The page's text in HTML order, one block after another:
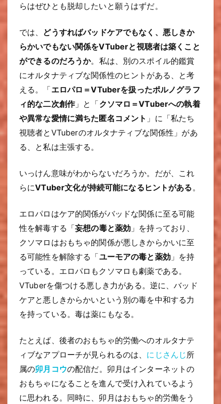
らはぜひとも脱却したいと願うはずだ。
では、 どうすればバッドケアでもなく、悪しきか
らかいでもない関係をVTuberと視聴者は築くこと
ができるのだろうか。私は、別のスポイル的鑑賞
にオルタナティブな関係性のヒントがある、と考
える。「エロパロ＝VTuberを扱ったポルノグラフ
ィ的な二次創作」と「クソマロ＝VTuberへの執着
や異常な愛情に満ちた匿名コメント 」に「私たち
視聴者とVTuberのオルタナティブな関係性」があ
る、と私は主張する。
いっけん意味がわからないだろうか。だが、これ
らにVTuber文化が持続可能になるヒントがある 。
エロパロはケア的関係がバッドな関係に至る可能
性を解毒する「妄想の毒と薬効 」を持っており、
クソマロはおもちゃ的関係が悪しきからかいに至
る可能性を解除する「ユーモアの毒と薬効」を持
っている。エロパロもクソマロも劇薬である。
VTuberを傷つける悪しき力がある。逆に、バッド
ケアと悪しきからかいという別の毒を中和する力
を持っている。毒は薬にもなる。
たとえば、後者のおもちゃ的労働へのオルタナテ
ィブなアプローチが見られるのは、 にじさんじ 所
属の卯月コウの配信だ。卯月はインターネットの
おもちゃになることを進んで受け入れているよう
に思われる。同時に、卯月はおもちゃ的労働をう